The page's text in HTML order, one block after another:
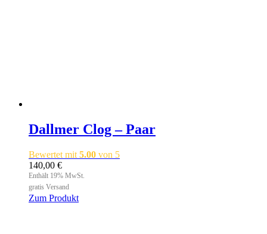
Dallmer Clog – Paar
Bewertet mit 5.00 von 5
140,00 €
Enthält 19% MwSt.
gratis Versand
Zum Produkt